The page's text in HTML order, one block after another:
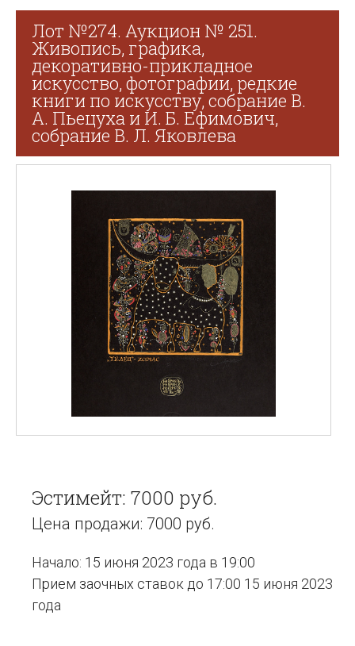
Лот №274. Аукцион № 251.
Живопись, графика,
декоративно-прикладное
искусство, фотографии, редкие
книги по искусству, собрание В.
А. Пьецуха и И. Б. Ефимович,
собрание В. Л. Яковлева
Эстимейт: 7000 руб.
Цена продажи: 7000 руб.
Начало: 15 июня 2023 года в 19:00
Прием заочных ставок до 17:00 15 июня 2023
года